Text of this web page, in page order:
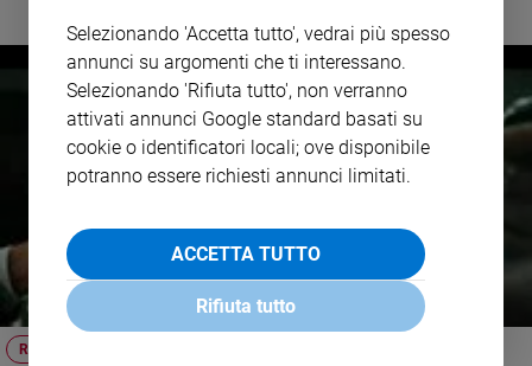
RASSEGNA DI CINEMA
Selezionando 'Accetta tutto', vedrai più spesso
annunci su argomenti che ti interessano.
Selezionando 'Rifiuta tutto', non verranno
attivati annunci Google standard basati su
cookie o identificatori locali; ove disponibile
potranno essere richiesti annunci limitati.
ACCETTA TUTTO
Rifiuta tutto